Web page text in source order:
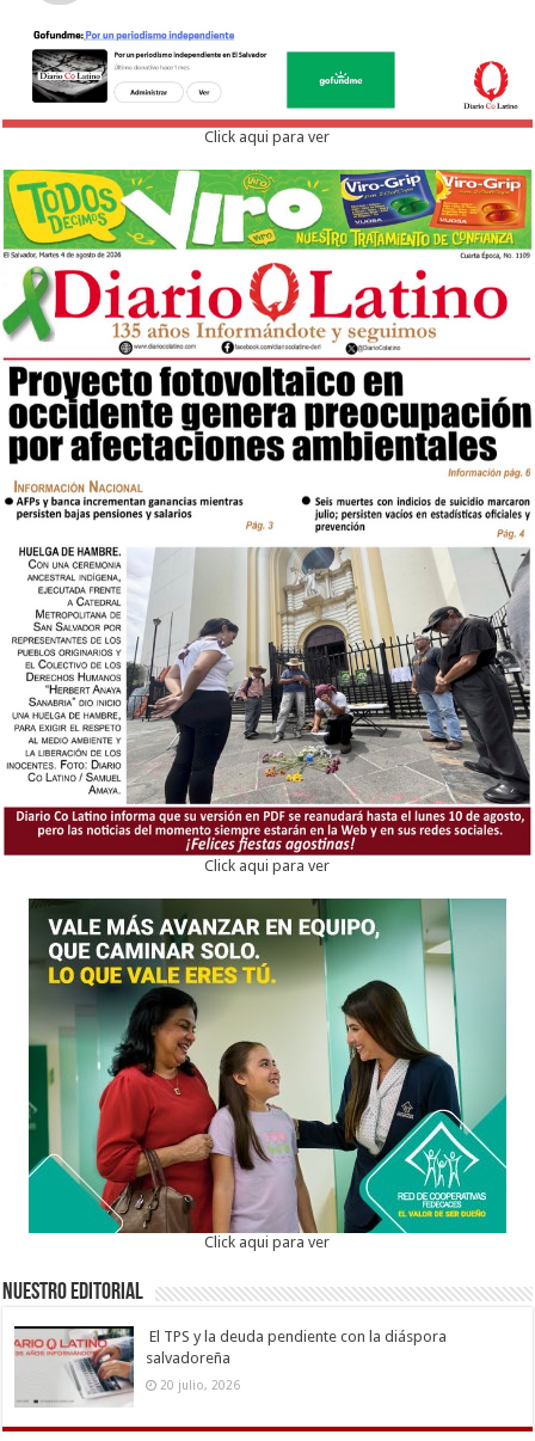
Click aqui para ver
Click aqui para ver
Click aqui para ver
Nuestro Editorial
El TPS y la deuda pendiente con la diáspora
salvadoreña
20 julio, 2026